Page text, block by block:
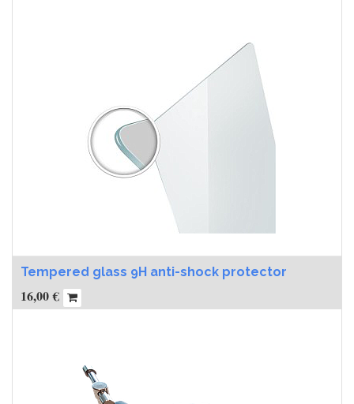
Tempered glass 9H anti-shock protector
16,00€